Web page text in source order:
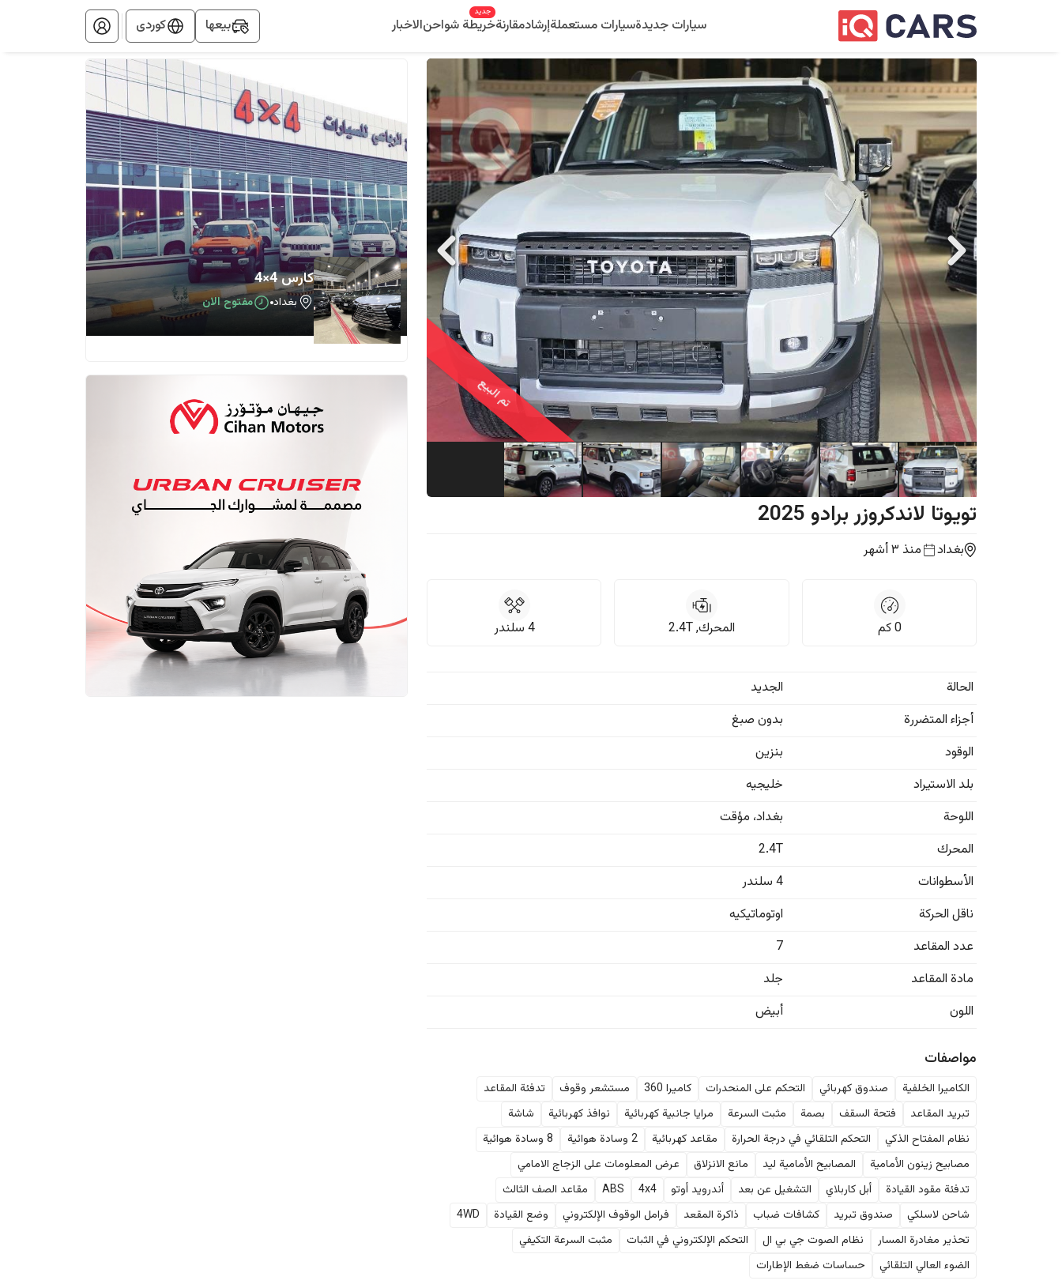
سيارات جديدةسيارات مستعملةإرشادمقارنةخريطة شواحن
جديد
الاخبار بيعها کوردی
تم البيع
تويوتا لاندكروزر برادو 2025
بغداد منذ ٣ أشهر
0كم المحرك, 2.4T 4 سلندر
الحالة
الجديد
أجزاء المتضررة
بدون صبغ
الوقود
بنزين
بلد الاستيراد
خليجيه
اللوحة
بغداد، مؤقت
المحرك
2.4T
الأسطوانات
4 سلندر
ناقل الحركة
اوتوماتيكيه
عدد المقاعد
7
مادة المقاعد
جلد
اللون
أبيض
مواصفات
الكاميرا الخلفية صندوق كهربائي التحكم على المنحدرات كاميرا 360 مستشعر وقوف
تدفئة المقاعد
تبريد المقاعد
فتحة السقف بصمة مثبت السرعة مرايا جانبية كهربائية نوافذ كهربائية
شاشة
نظام المفتاح الذكي
التحكم التلقائي في درجة الحرارة مقاعد كهربائية 2 وسادة هوائية
8 وسادة هوائية
مصابيح زينون الأمامية
المصابيح الأمامية ليد مانع الانزلاق
عرض المعلومات على الزجاج الامامي
تدفئة مقود القيادة
أبل كاربلاي التشغيل عن بعد أندرويد أوتو 4x4
ABS
مقاعد الصف الثالث
شاحن لاسلكي
صندوق تبريد كشافات ضباب ذاكرة المقعد فرامل الوقوف الإلكتروني وضع القيادة
4WD
تحذير مغادرة المسار
نظام الصوت جي بي ال التحكم الإلكتروني في الثبات
مثبت السرعة التكيفي
الضوء العالي التلقائي
حساسات ضغط الإطارات
كارس 4×4
بغداد مفتوح الان